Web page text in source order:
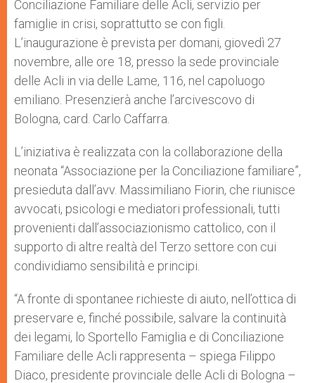
Conciliazione Familiare delle Acli, servizio per
famiglie in crisi, soprattutto se con figli.
L’inaugurazione è prevista per domani, giovedì 27
novembre, alle ore 18, presso la sede provinciale
delle Acli in via delle Lame, 116, nel capoluogo
emiliano. Presenzierà anche l’arcivescovo di
Bologna, card. Carlo Caffarra.
L’iniziativa è realizzata con la collaborazione della
neonata “Associazione per la Conciliazione familiare”,
presieduta dall’avv. Massimiliano Fiorin, che riunisce
avvocati, psicologi e mediatori professionali, tutti
provenienti dall’associazionismo cattolico, con il
supporto di altre realtà del Terzo settore con cui
condividiamo sensibilità e principi.
“A fronte di spontanee richieste di aiuto, nell’ottica di
preservare e, finché possibile, salvare la continuità
dei legami, lo Sportello Famiglia e di Conciliazione
Familiare delle Acli rappresenta – spiega Filippo
Diaco, presidente provinciale delle Acli di Bologna –